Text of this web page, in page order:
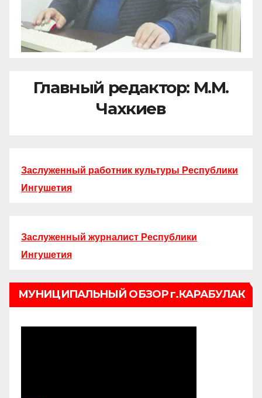
Главный редактор: М.М.
Чахкиев
Заслуженный работник культуры Республики
Ингушетия
Заслуженный журналист Республики
Ингушетия
МУНИЦИПАЛЬНЫЙ ОБЗОР г.КАРАБУЛАК